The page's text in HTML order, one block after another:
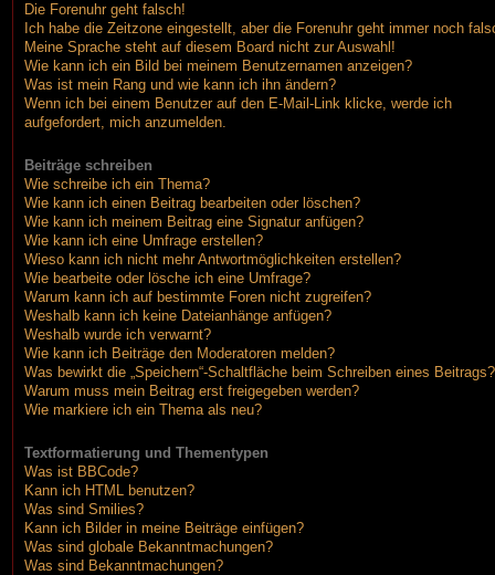
Die Forenuhr geht falsch!
Ich habe die Zeitzone eingestellt, aber die Forenuhr geht immer noch
Meine Sprache steht auf diesem Board nicht zur Auswahl!
Wie kann ich ein Bild bei meinem Benutzernamen anzeigen?
Was ist mein Rang und wie kann ich ihn ändern?
Wenn ich bei einem Benutzer auf den E-Mail-Link klicke, werde ich
aufgefordert, mich anzumelden.
Beiträge schreiben
Wie schreibe ich ein Thema?
Wie kann ich einen Beitrag bearbeiten oder löschen?
Wie kann ich meinem Beitrag eine Signatur anfügen?
Wie kann ich eine Umfrage erstellen?
Wieso kann ich nicht mehr Antwortmöglichkeiten erstellen?
Wie bearbeite oder lösche ich eine Umfrage?
Warum kann ich auf bestimmte Foren nicht zugreifen?
Weshalb kann ich keine Dateianhänge anfügen?
Weshalb wurde ich verwarnt?
Wie kann ich Beiträge den Moderatoren melden?
Was bewirkt die „Speichern“-Schaltfläche beim Schreiben eines Beitrags?
Warum muss mein Beitrag erst freigegeben werden?
Wie markiere ich ein Thema als neu?
Textformatierung und Thementypen
Was ist BBCode?
Kann ich HTML benutzen?
Was sind Smilies?
Kann ich Bilder in meine Beiträge einfügen?
Was sind globale Bekanntmachungen?
Was sind Bekanntmachungen?